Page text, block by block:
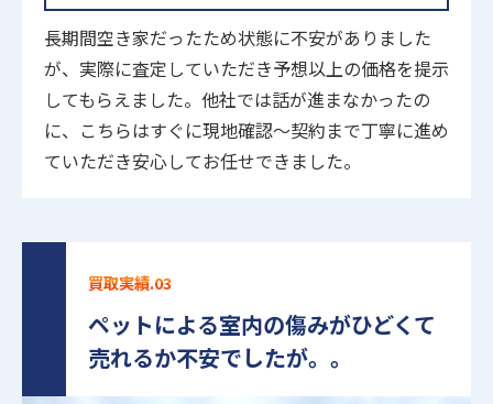
長期間空き家だったため状態に不安がありました
が、実際に査定していただき予想以上の価格を提示
してもらえました。他社では話が進まなかったの
に、こちらはすぐに現地確認～契約まで丁寧に進め
ていただき安心してお任せできました。
買取実績.03
ペットによる室内の傷みがひどくて
売れるか不安でしたが。。